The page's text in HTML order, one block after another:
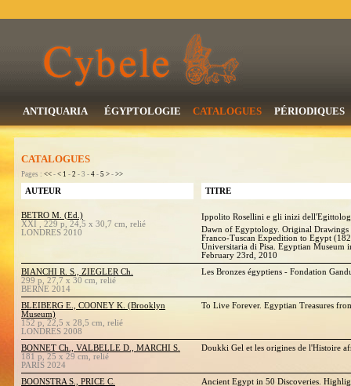
ANTIQUARIA ÉGYPTOLOGIE CATALOGUES PÉRIODIQUES
CATALOGUES
Pages : << - < 1 - 2 - 3 - 4 - 5 > - >>
AUTEUR TITRE
BETRO M. (Ed.)
XXI , 229 p, 24,5 x 30,7 cm, relié
LONDRES 2010
Ippolito Rosellini e gli inizi
Dawn of Egyptology. Original Drawings
Franco-Tuscan Expedition to Egypt
Universitaria di Pisa. Egyptian Museum
February 23rd, 2010
BIANCHI R. S., ZIEGLER Ch.
299 p, 27,7 x 30 cm, relié
BERNE 2014
Les Bronzes égyptiens - Fondation
BLEIBERG E., COONEY K. (Brooklyn
Museum)
152 p, 22,5 x 28,5 cm, relié
LONDRES 2008
To Live Forever. Egyptian Treasures
BONNET Ch., VALBELLE D., MARCHI S.
181 p, 25 x 29 cm, relié
PARIS 2024
Doukki Gel et les origines de l'Histoire
BOONSTRA S., PRICE C.
Ancient Egypt in 50 Discoveries.